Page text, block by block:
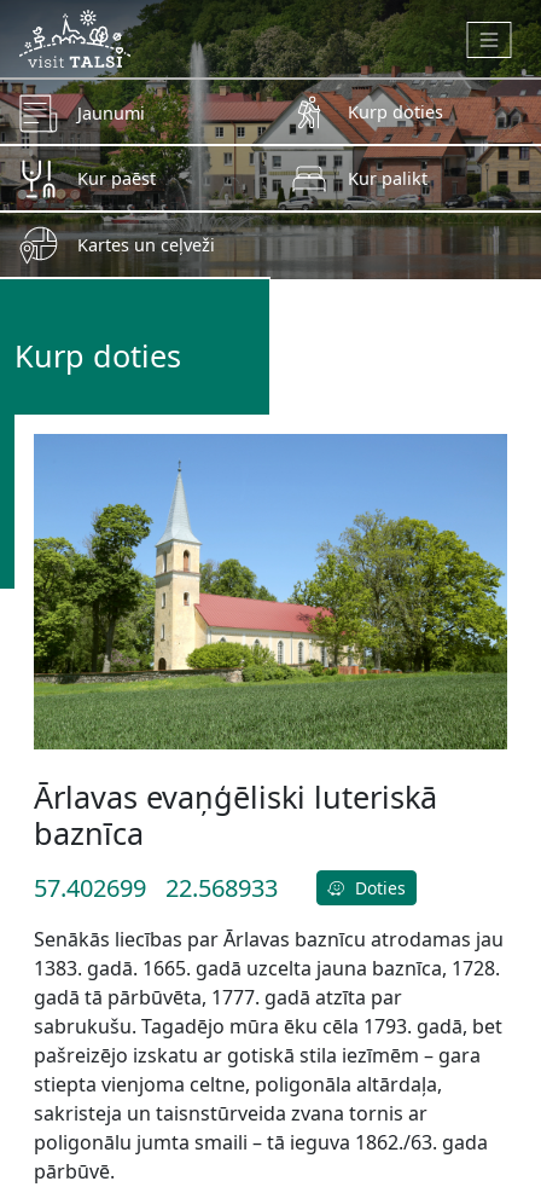
Skip to main content
Jaunumi Kurp doties
Kur paēst Kur palikt
Kartes un ceļveži
Kurp doties
Ārlavas evaņģēliski luteriskā
baznīca
57.402699 22.568933 Doties
Senākās liecības par Ārlavas baznīcu atrodamas jau
1383. gadā. 1665. gadā uzcelta jauna baznīca, 1728.
gadā tā pārbūvēta, 1777. gadā atzīta par
sabrukušu. Tagadējo mūra ēku cēla 1793. gadā, bet
pašreizējo izskatu ar gotiskā stila iezīmēm – gara
stiepta vienjoma celtne, poligonāla altārdaļa,
sakristeja un taisnstūrveida zvana tornis ar
poligonālu jumta smaili – tā ieguva 1862./63. gada
pārbūvē.